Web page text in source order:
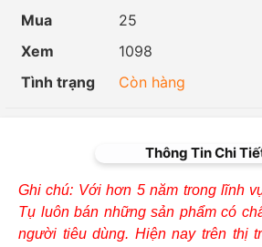
Mua
25
Xem
1098
Tình trạng
Còn hàng
Thông Tin Chi
Ghi chú: Với hơn 5 năm trong lĩnh
Tụ luôn bán những sản phẩm có
người tiêu dùng. Hiện nay trên thị